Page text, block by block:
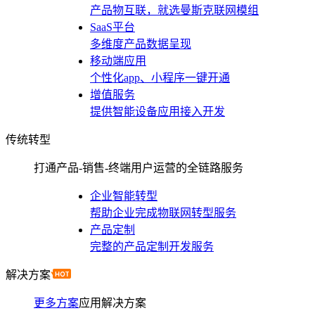
产品物互联，就选曼斯克联网模组
SaaS平台
多维度产品数据呈现
移动端应用
个性化app、小程序一键开通
增值服务
提供智能设备应用接入开发
传统转型
打通产品-销售-终端用户运营的全链路服务
企业智能转型
帮助企业完成物联网转型服务
产品定制
完整的产品定制开发服务
解决方案
更多方案应用解决方案